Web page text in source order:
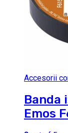
Accesorii
Banda
Emos